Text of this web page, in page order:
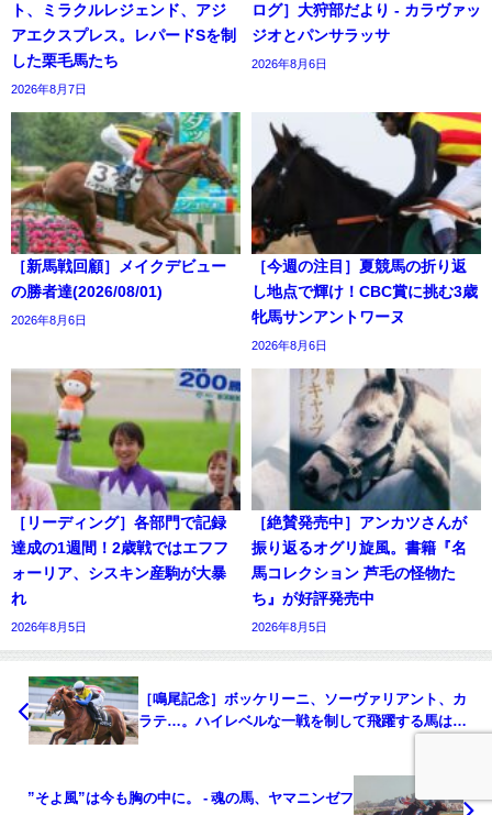
ト、ミラクルレジェンド、アジ
アエクスプレス。レパードSを制
した栗毛馬たち
2026年8月7日
ログ］大狩部だより - カラヴァッ
ジオとパンサラッサ
2026年8月6日
［新馬戦回顧］メイクデビュー
の勝者達(2026/08/01)
2026年8月6日
［今週の注目］夏競馬の折り返
し地点で輝け！CBC賞に挑む3歳
牝馬サンアントワーヌ
2026年8月6日
［リーディング］各部門で記録
達成の1週間！2歳戦ではエフフ
ォーリア、シスキン産駒が大暴
れ
2026年8月5日
［絶賛発売中］アンカツさんが
振り返るオグリ旋風。書籍『名
馬コレクション 芦毛の怪物た
ち』が好評発売中
2026年8月5日
［鳴尾記念］ボッケリーニ、ソーヴァリアント、カ
ラテ…。ハイレベルな一戦を制して飛躍する馬はど
”そよ風”は今も胸の中に。 - 魂の馬、ヤマニンゼフ